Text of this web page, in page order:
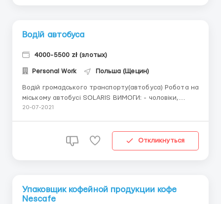
Водій автобуса
4000-5500 zł (злотых)
Personal Work Польша (Щецин)
Водій громадського транспорту(автобуса) Робота на
міському автобусі SOLARIS ВИМОГИ: - чоловіки,
жінки; - вік 30-55 років; - досвід роботи не менше 2
менше 2 років. ЗАРОБІТНА ПЛАТА: 13 зл / г...
20-07-2021
Откликнуться
Упаковщик кофейной продукции кофе
Nescafe